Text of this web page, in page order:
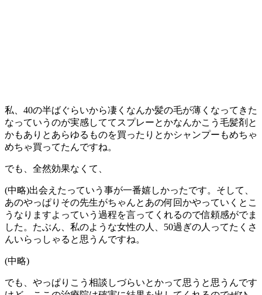
私、40の半ばぐらいから凄くなんか髪の毛が薄くなってきた
なっていうのが実感しててスプレーとかなんかこう毛髪剤と
かもありとあらゆるものを買ったりとかシャンプーもめちゃ
めちゃ買ってたんですね。
でも、全然効果なくて、
(中略)出会えたっていう事が一番嬉しかったです。そして、
あのやっぱりその先生がちゃんとあの何回かやっていくとこ
うなりますよっていう過程を言ってくれるので信頼感がでま
した。たぶん、私のような女性の人、50過ぎの人ってたくさ
んいらっしゃると思うんですね。
(中略)
でも、やっぱりこう相談しづらいとかって思うと思うんです